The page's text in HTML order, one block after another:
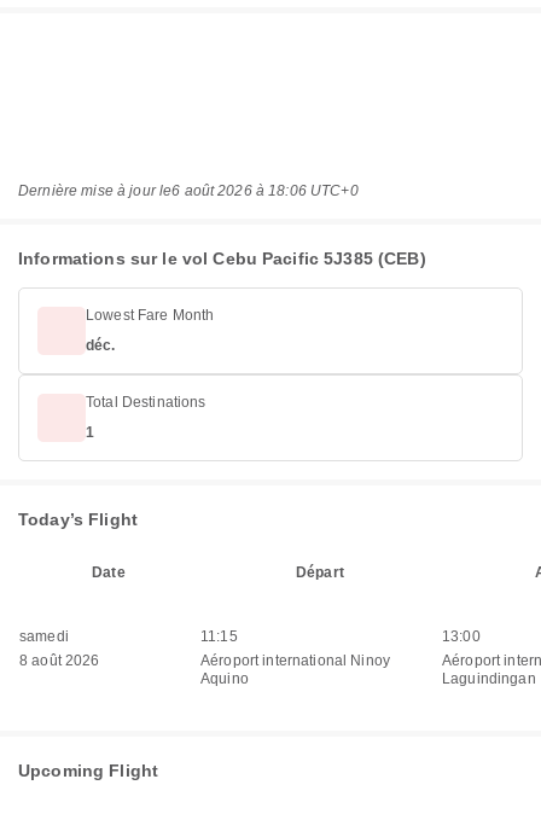
Dernière mise à jour le6 août 2026 à 18:06 UTC+0
Informations sur le vol Cebu Pacific 5J385 (CEB)
Lowest Fare Month
déc.
Total Destinations
1
Today’s Flight
Date Départ
samedi
8 août 2026
11:15
Aéroport international Ninoy
Aquino
13:00
Aéroport
Laguindingan
Upcoming Flight